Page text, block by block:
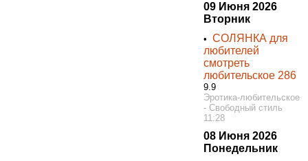
09 Июня 2026
Вторник
•СОЛЯНКА для
любителей
смотреть
любительское 286
9.9
Эротика-любительское
- Свободный стиль
11:28
08 Июня 2026
Понедельник